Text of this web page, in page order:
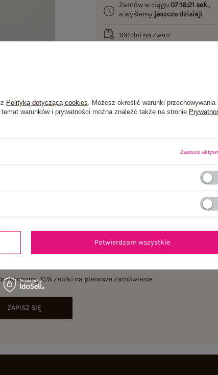
Zamów w ciągu07:16:20 sek.
a wyślemy jeszcze dzisiaj!
100 dni na zwrot
i otrzymaj 15% zniżki na pierwsze zamówienie
ZAPISZ SIĘ
Polityką dotyczącą cookies . Możesz określić warunki przechowywania
warunków i prywatności można znaleźć także na stronie
Zawsze
Potwierdzam wszystkie